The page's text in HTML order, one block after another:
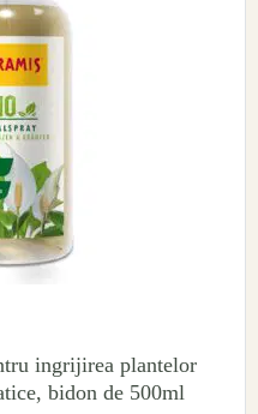
ingrijirea plantelor
bidon de 500ml